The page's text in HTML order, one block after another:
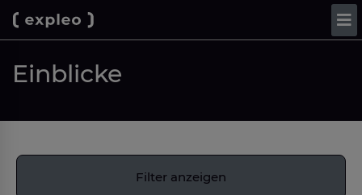
Einblicke
Filter anzeigen